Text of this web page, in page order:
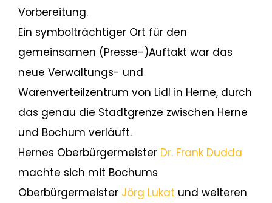
Vorbereitung.
Ein symbolträchtiger Ort für den
gemeinsamen (Presse-)Auftakt war das
neue Verwaltungs- und
Warenverteilzentrum von Lidl in Herne, durch
das genau die Stadtgrenze zwischen Herne
und Bochum verläuft.
Hernes Oberbürgermeister Dr. Frank Dudda
machte sich mit Bochums
Oberbürgermeister Jörg Lukat und weiteren